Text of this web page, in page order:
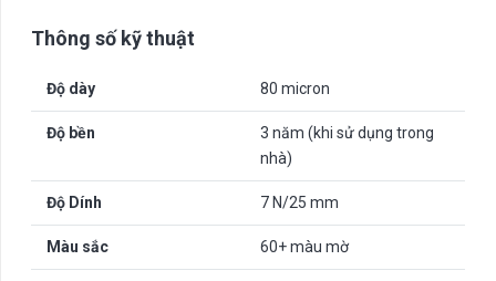
Thông số kỹ thuật
Độ dày 80 micron
Độ bền
3 năm (khi sử dụng trong
nhà)
Độ Dính 7 N/25 mm
Màu sắc 60+ màu mờ